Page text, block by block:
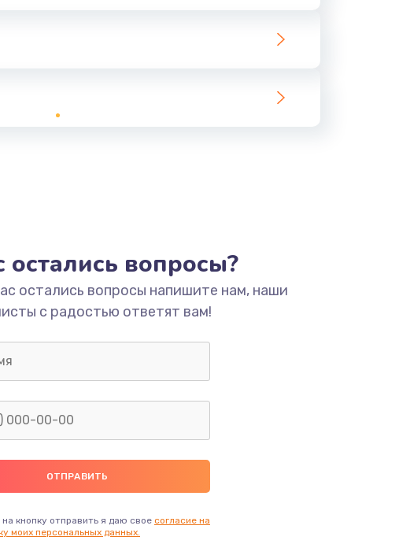
остались вопросы?
остались вопросы напишите нам, наши
с радостью ответят вам!
кнопку отправить я даю свое согласие на
моих персональных данных.